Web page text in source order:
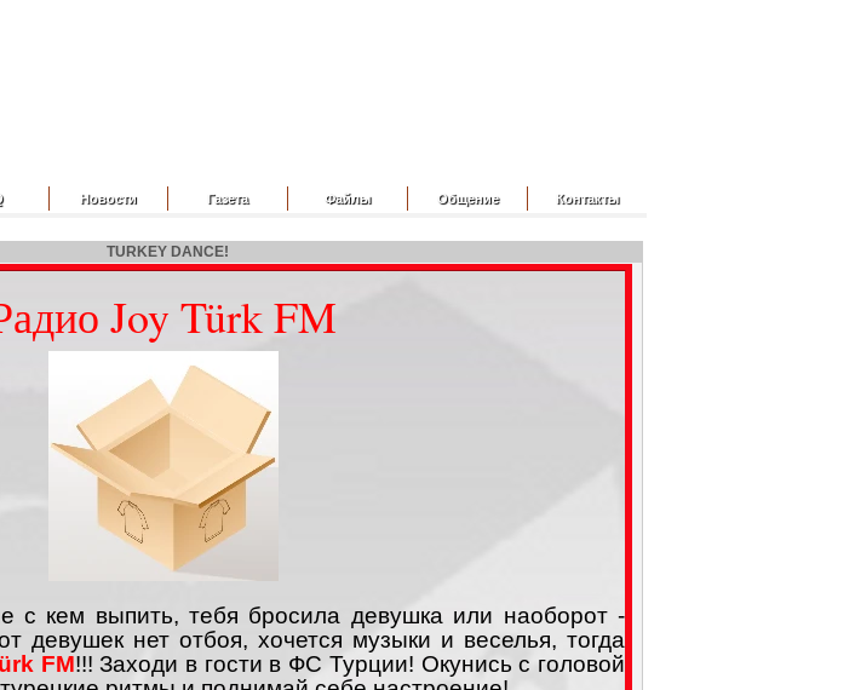
Новости Газета Файлы Общение Контакты
TURKEY DANCE!
Joy Türk FM
с кем выпить, тебя бросила девушка или наоборот -
девушек нет отбоя, хочется музыки и веселья, тогда
FM!!! Заходи в гости в ФС Турции! Окунись с головой